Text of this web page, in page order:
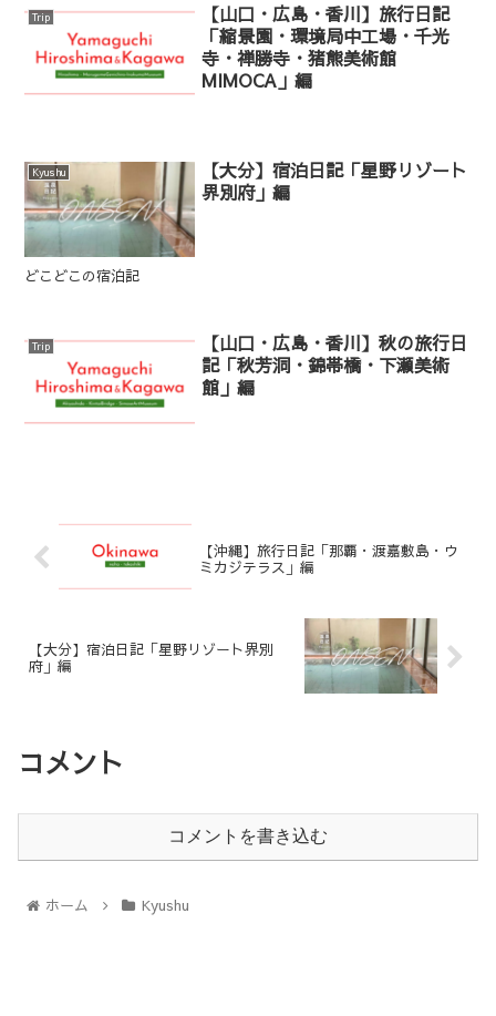
Trip
【山口・広島・香川】旅行日記
「縮景園・環境局中工場・千光
寺・禅勝寺・猪熊美術館
MIMOCA」編
Kyushu
【大分】宿泊日記「星野リゾート
界別府」編
どこどこの宿泊記
Trip
【山口・広島・香川】秋の旅行日
記「秋芳洞・錦帯橋・下瀬美術
館」編
【沖縄】旅行日記「那覇・渡嘉敷島・ウ
ミカジテラス」編
【大分】宿泊日記「星野リゾート界別
府」編
コメント
コメントを書き込む
ホーム Kyushu